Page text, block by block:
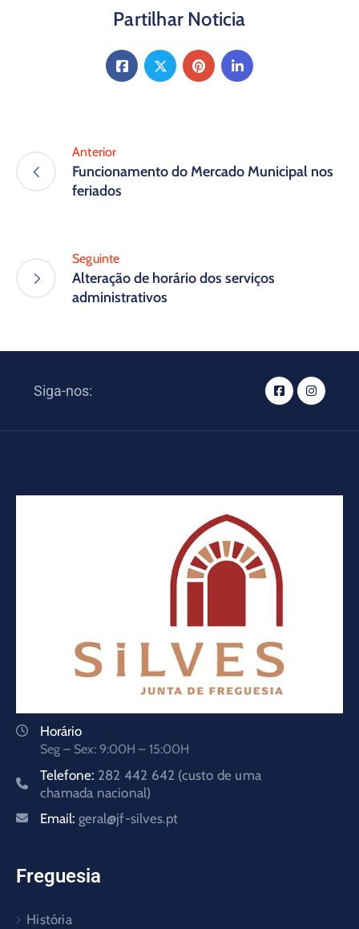
Partilhar Noticia
Anterior
Funcionamento do Mercado Municipal nos
feriados
Seguinte
Alteração de horário dos serviços
administrativos
Siga-nos:
Horário
Seg – Sex: 9:00H – 15:00H
Telefone: 282 442 642 (custo de uma
chamada nacional)
Email: geral@jf-silves.pt
Freguesia
História